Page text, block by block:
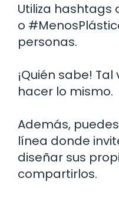
Utiliza hashtags
o
personas.
¡Quién sabe!
hacer lo mismo.
Además,
línea donde
diseñar sus
compartirlos.